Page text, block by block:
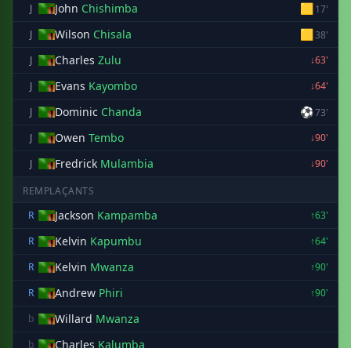
J John Chishimba 🟨17'
J
Wilson Chisala 🟨38'
J
Charles Zulu
↓63'
J
Evans Kayombo
↓64'
J
Dominic Chanda ⚽73'
J
Owen Tembo
↓90'
J
Fredrick Mulambia ↓90'
REMPLAÇANTS
R
Jackson Kampamba
↑63'
R
Kelvin Kapumbu
↑64'
R
Kelvin Mwanza
↑90'
R
Andrew Phiri
↑90'
b
Willard Mwanza
b Charles Kalumba